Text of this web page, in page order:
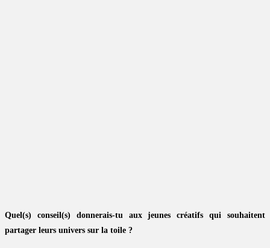
Quel(s) conseil(s) donnerais-tu aux jeunes créatifs qui souhaitent
partager leurs univers sur la toile ?